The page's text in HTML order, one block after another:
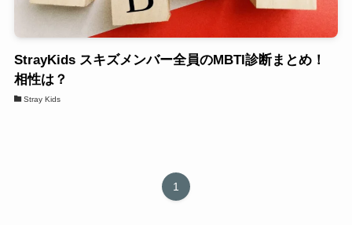
StrayKids スキズメンバー全員のMBTI診断まとめ！
相性は？
Stray Kids
1